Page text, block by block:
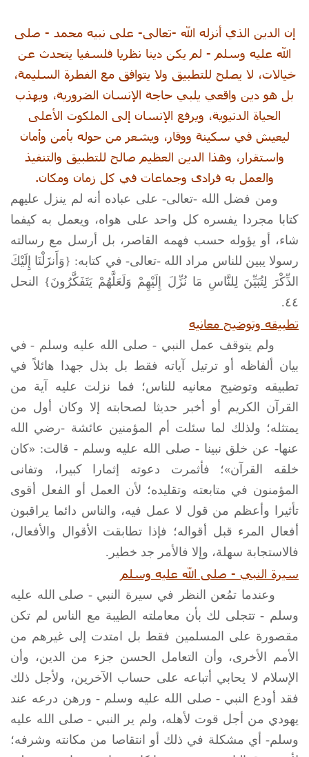
إن الدين الذي أنزله الله -تعالى- على نبيه محمد - صلى
الله عليه وسلم - لم يكن دينا نظريا فلسفيا يتحدث عن
خيالات، لا يصلح للتطبيق ولا يتوافق مع الفطرة السليمة،
بل هو دين واقعي يلبي حاجة الإنسان الضرورية، ويهذب
الحياة الدنيوية، ويرفع الإنسان إلى الملكوت الأعلى
ليعيش في سكينة ووقار، ويشعر من حوله بأمن وأمان
واستقرار، وهذا الدين العظيم صالح للتطبيق والتنفيذ
والعمل به فرادى وجماعات في كل زمان ومكان.
ومن فضل الله -تعالى- على عباده أنه لم ينزل عليهم
كتابا مجردا يفسره كل واحد على هواه، ويعمل به كيفما
شاء، أو يؤوله حسب فهمه القاصر، بل أرسل مع رسالته
رسولا يبين للناس مراد الله -تعالى- في كتابه: {وَأَنزَلْنَا إِلَيْكَ
الذِّكْرَ لِتُبَيِّنَ لِلنَّاسِ مَا نُزِّلَ إِلَيْهِمْ وَلَعَلَّهُمْ يَتَفَكَّرُونَ} النحل
٤٤.
تطبيقه وتوضيح معانيه
ولم يتوقف عمل النبي - صلى الله عليه وسلم - في
بيان ألفاظه أو ترتيل آياته فقط بل بذل جهدا هائلاً في
تطبيقه وتوضيح معانيه للناس؛ فما نزلت عليه آية من
القرآن الكريم أو أخبر حديثا لصحابته إلا وكان أول من
يمتثله؛ ولذلك لما سئلت أم المؤمنين عائشة -رضي الله
عنها- عن خلق نبينا - صلى الله عليه وسلم- قالت: «كان
خلقه القرآن»؛ فأثمرت دعوته إثمارا كبيرا، وتفانى
المؤمنون في متابعته وتقليده؛ لأن العمل أو الفعل أقوى
تأثيرا وأعظم من قول لا عمل فيه، والناس دائما يراقبون
أفعال المرء قبل أقواله؛ فإذا تطابقت الأقوال والأفعال،
فالاستجابة سهلة، وإلا فالأمر جد خطير.
سيرة النبي - صلى الله عليه وسلم
وعندما تمُعن النظر في سيرة النبي - صلى الله عليه
وسلم - تتجلى لك بأن معاملته الطيبة مع الناس لم تكن
مقصورة على المسلمين فقط بل امتدت إلى غيرهم من
الأمم الأخرى، وأن التعامل الحسن جزء من الدين، وأن
الإسلام لا يحابي أتباعه على حساب الآخرين، ولأجل ذلك
فقد أودع النبي - صلى الله عليه وسلم - ورهن درعه عند
يهودي من أجل قوت لأهله، ولم ير النبي - صلى الله عليه
وسلم- أي مشكلة في ذلك أو انتقاصا من مكانته وشرفه؛